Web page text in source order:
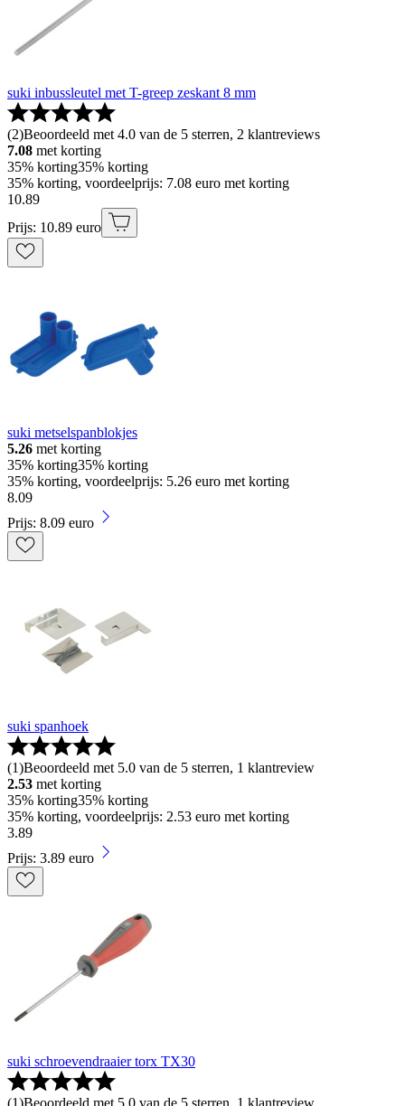
suki inbussleutel met T-greep zeskant 8 mm
(2)Beoordeeld met 4.0 van de 5 sterren, 2 klantreviews
7.08 met korting
35% korting35% korting
35% korting, voordeelprijs: 7.08 euro met korting
10.89
Prijs: 10.89 euro
suki metselspanblokjes
5.26 met korting
35% korting35% korting
35% korting, voordeelprijs: 5.26 euro met korting
8.09
Prijs: 8.09 euro
suki spanhoek
(1)Beoordeeld met 5.0 van de 5 sterren, 1 klantreview
2.53 met korting
35% korting35% korting
35% korting, voordeelprijs: 2.53 euro met korting
3.89
Prijs: 3.89 euro
suki schroevendraaier torx TX30